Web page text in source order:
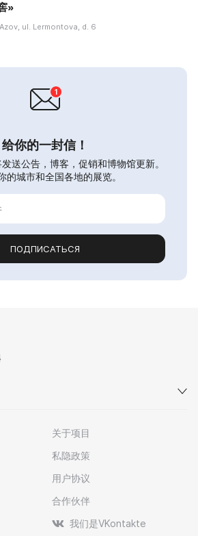
»
ul. Lermontova, d. 6
给你的一封信！
送公告，博客，促销和博物馆更新。
的城市和全国各地的展览。
ПОДПИСАТЬСЯ
关于项目
私隐政策
用户协议
合作伙伴
我们是VKontakte